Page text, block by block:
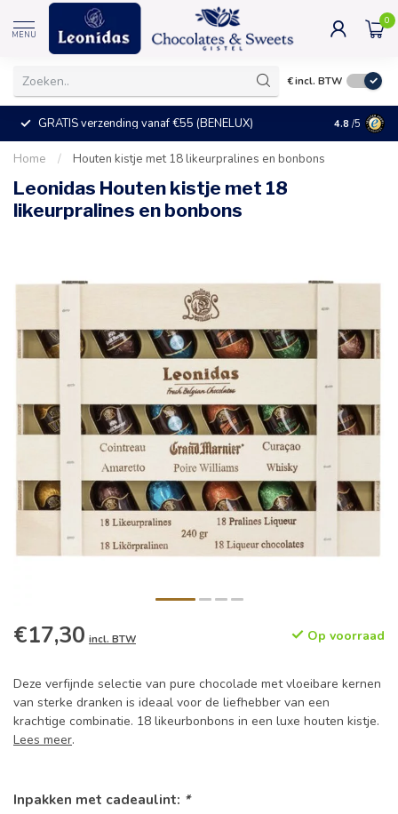
MENU
0
€incl. BTW
GRATIS verzending vanaf €55 (BENELUX) +25°C =
4.8 /5
Home / Houten kistje met 18 likeurpralines en bonbons
Leonidas Houten kistje met 18
likeurpralines en bonbons
€17,30 incl. BTW Op voorraad
Deze verfijnde selectie van pure chocolade met vloeibare kernen
van sterke dranken is ideaal voor de liefhebber van een
krachtige combinatie. 18 likeurbonbons in een luxe houten kistje.
Lees meer.
Inpakken met cadeaulint: *